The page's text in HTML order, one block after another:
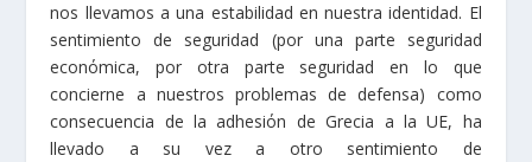
nos llevamos a una estabilidad en nuestra identidad. El
sentimiento de seguridad (por una parte seguridad
econόmica, por otra parte seguridad en lo que
concierne a nuestros problemas de defensa) como
consecuencia de la adhesiόn de Grecia a la UE, ha
llevado a su vez a otro sentimiento de